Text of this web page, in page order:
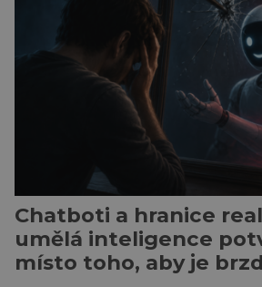
her, sledování pornografie,
sítí […]
Chatboti a hranice
umělá inteligence
místo toho, aby je